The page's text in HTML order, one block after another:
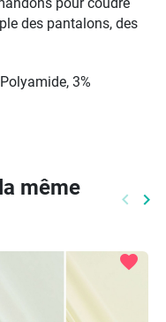
pour coudre
des pantalons, des
3%
même
keyboard_arrow_left keyboard_arrow_right
favorite